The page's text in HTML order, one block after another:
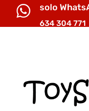
 solo
634 304 771